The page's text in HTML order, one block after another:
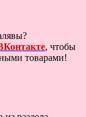
, чтобы
товарами!